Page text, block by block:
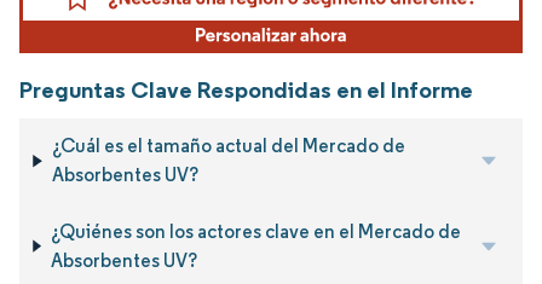
Preguntas Clave Respondidas en el Informe
¿Cuál es el tamaño actual del Mercado de
Absorbentes UV?
¿Quiénes son los actores clave en el Mercado de
Absorbentes UV?